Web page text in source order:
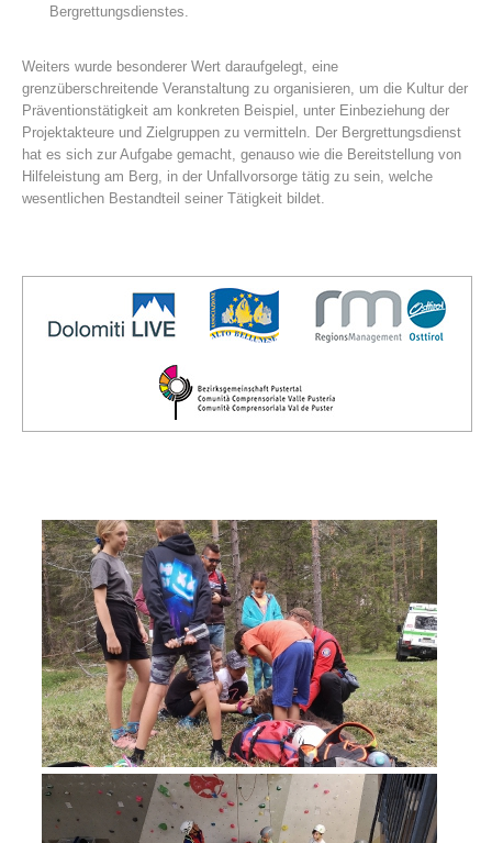
Centres de secours
Direction
Bergrettungsdienstes.
Weiters wurde besonderer Wert daraufgelegt, eine
grenzüberschreitende Veranstaltung zu organisieren, um die Kultur der
Präventionstätigkeit am konkreten Beispiel, unter Einbeziehung der
Projektakteure und Zielgruppen zu vermitteln. Der Bergrettungsdienst
hat es sich zur Aufgabe gemacht, genauso wie die Bereitstellung von
Hilfeleistung am Berg, in der Unfallvorsorge tätig zu sein, welche
wesentlichen Bestandteil seiner Tätigkeit bildet.